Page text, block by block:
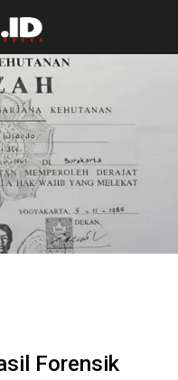
Forensik